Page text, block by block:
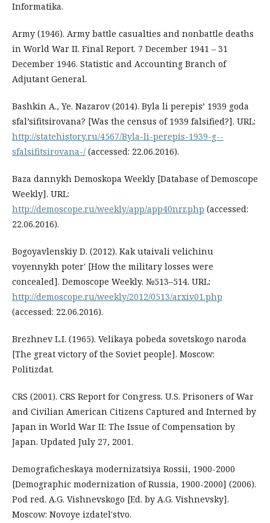
Informatika.
Army (1946). Army battle casualties and nonbattle deaths
in World War II. Final Report. 7 December 1941 – 31
December 1946. Statistic and Accounting Branch of
Adjutant General.
Bashkin A., Ye. Nazarov (2014). Byla li perepis’ 1939 goda
sfal’sifitsirovana? [Was the census of 1939 falsified?]. URL:
http://statehistory.ru/4567/Byla-li-perepis-1939-g--
sfalsifitsirovana-/ (accessed: 22.06.2016).
Baza dannykh Demoskopa Weekly [Database of Demoscope
Weekly]. URL:
http://demoscope.ru/weekly/app/app40nrr.php (accessed:
22.06.2016).
Bogoyavlenskiy D. (2012). Kak utaivali velichinu
voyennykh poter' [How the military losses were
concealed]. Demoscope Weekly. №513–514. URL:
http://demoscope.ru/weekly/2012/0513/arxiv01.php
(accessed: 22.06.2016).
Brezhnev L.I. (1965). Velikaya pobeda sovetskogo naroda
[The great victory of the Soviet people]. Moscow:
Politizdat.
CRS (2001). CRS Report for Congress. U.S. Prisoners of War
and Civilian American Citizens Captured and Interned by
Japan in World War II: The Issue of Compensation by
Japan. Updated July 27, 2001.
Demograficheskaya modernizatsiya Rossii, 1900-2000
[Demographic modernization of Russia, 1900-2000] (2006).
Pod red. A.G. Vishnevskogo [Ed. by A.G. Vishnevsky].
Moscow: Novoye izdatel'stvo.